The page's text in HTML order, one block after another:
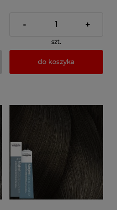
- +
szt.
do koszyka